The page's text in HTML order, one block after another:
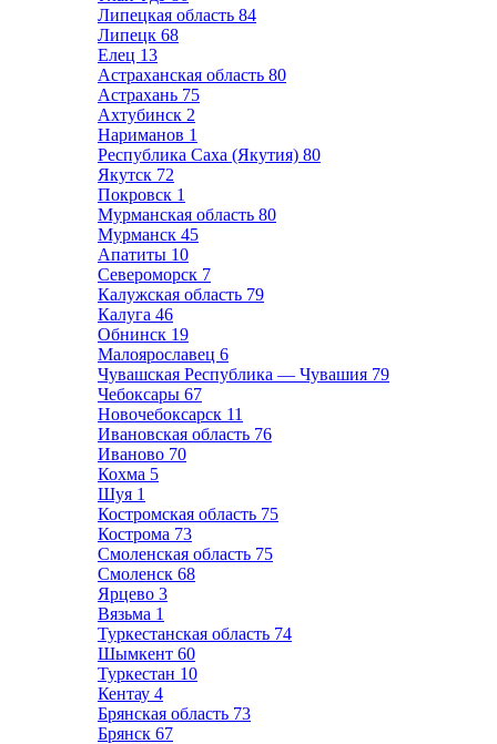
Липецкая область 84
Липецк 68
Елец 13
Астраханская область 80
Астрахань 75
Ахтубинск 2
Нариманов 1
Республика Саха (Якутия) 80
Якутск 72
Покровск 1
Мурманская область 80
Мурманск 45
Апатиты 10
Североморск 7
Калужская область 79
Калуга 46
Обнинск 19
Малоярославец 6
Чувашская Республика — Чувашия 79
Чебоксары 67
Новочебоксарск 11
Ивановская область 76
Иваново 70
Кохма 5
Шуя 1
Костромская область 75
Кострома 73
Смоленская область 75
Смоленск 68
Ярцево 3
Вязьма 1
Туркестанская область 74
Шымкент 60
Туркестан 10
Кентау 4
Брянская область 73
Брянск 67